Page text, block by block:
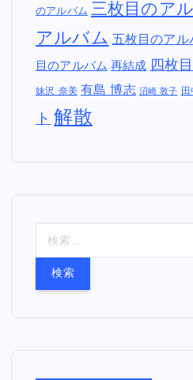
のアルバム 三枚目のア
アルバム 五枚目のアル
目のアルバム 再結成 四枚
妹沢 奈美 有島 博志 沼崎 敦子
ト 解散